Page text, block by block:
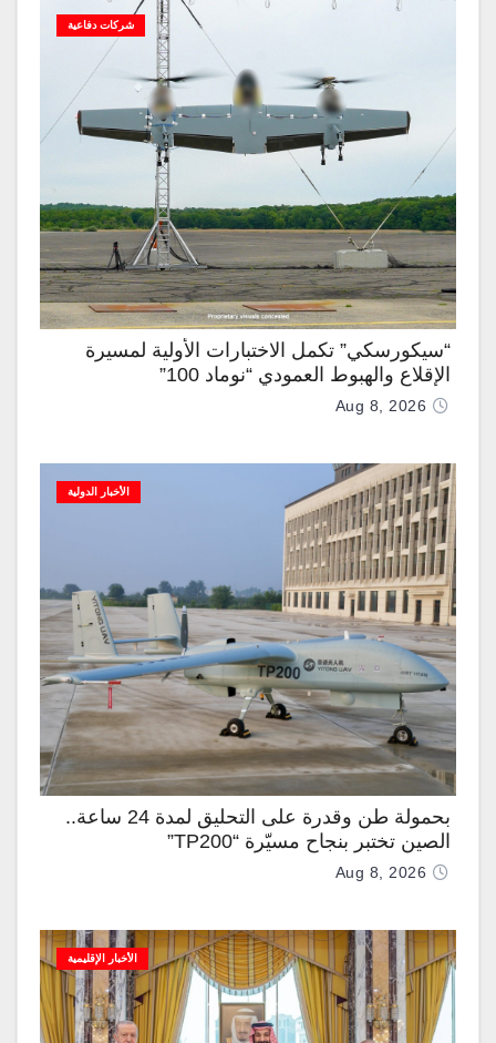
شركات دفاعية
“سيكورسكي” تكمل الاختبارات الأولية لمسيرة
الإقلاع والهبوط العمودي “نوماد 100”
Aug 8, 2026
الأخبار الدولية
بحمولة طن وقدرة على التحليق لمدة 24 ساعة..
الصين تختبر بنجاح مسيّرة “TP200”
Aug 8, 2026
الأخبار الإقليمية